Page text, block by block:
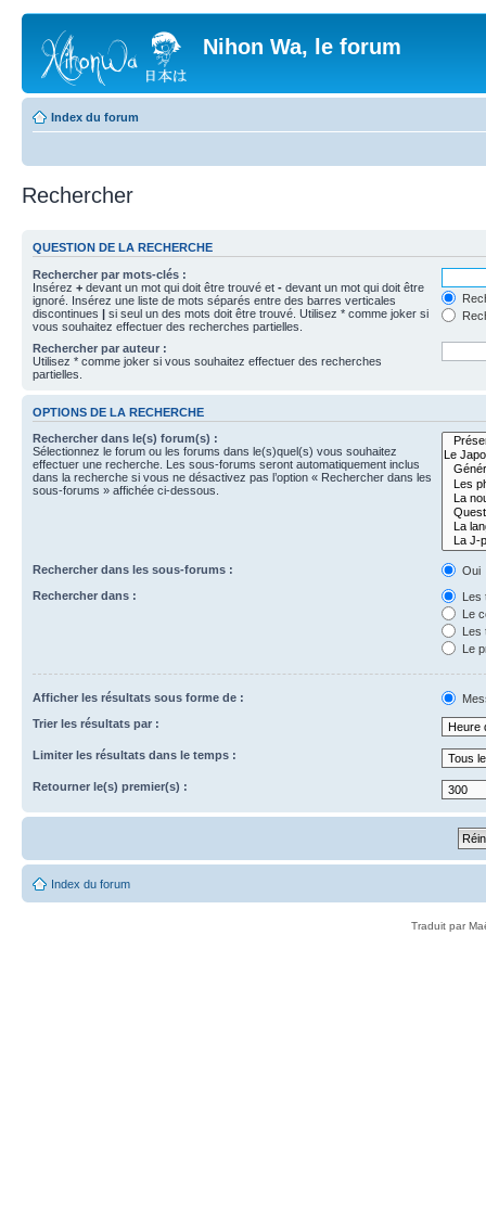
Nihon Wa, le forum
Index du forum
Rechercher
QUESTION DE LA RECHERCHE
Rechercher par mots-clés :
Insérez + devant un mot qui doit être trouvé et - devant un mot qui doit être
ignoré. Insérez une liste de mots séparés entre des barres verticales
discontinues | si seul un des mots doit être trouvé. Utilisez * comme joker si
vous souhaitez effectuer des recherches partielles.
Rechercher par auteur :
Utilisez * comme joker si vous souhaitez effectuer des recherches
partielles.
OPTIONS DE LA RECHERCHE
Rechercher dans le(s) forum(s) :
Sélectionnez le forum ou les forums dans le(s)quel(s) vous souhaitez
effectuer une recherche. Les sous-forums seront automatiquement inclus
dans la recherche si vous ne désactivez pas l’option « Rechercher dans les
sous-forums » affichée ci-dessous.
Rechercher dans les sous-forums :
Oui
Rechercher dans :
Les
Le
Les
Le
Afficher les résultats sous forme de :
Trier les résultats par :
Limiter les résultats dans le temps :
Retourner le(s) premier(s) :
Index du forum
Traduit par